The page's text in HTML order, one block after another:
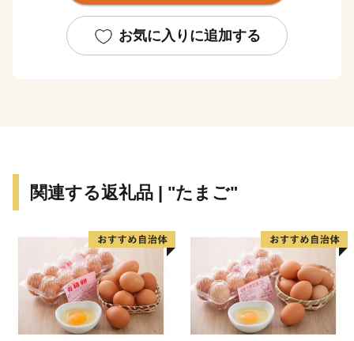
しく、絶景をお楽しみいただけます。
お気に入りに追加する
関連する返礼品 | "たまご"